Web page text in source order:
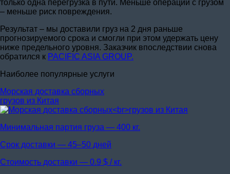
только одна перегрузка в пути. Меньше операций с грузом
– меньше риск повреждения.
Результат – мы доставили груз на 2 дня раньше
прогнозируемого срока и смогли при этом удержать цену
ниже предельного уровня. Заказчик впоследствии снова
обратился к PACIFIC ASIA GROUP.
Наиболее популярные услуги
Морская доставка сборных
грузов из Китая
Минимальная партия груза — 400 кг.
Срок доставки — 45–50 дней
Стоимость доставки — 0.9 $ / кг.